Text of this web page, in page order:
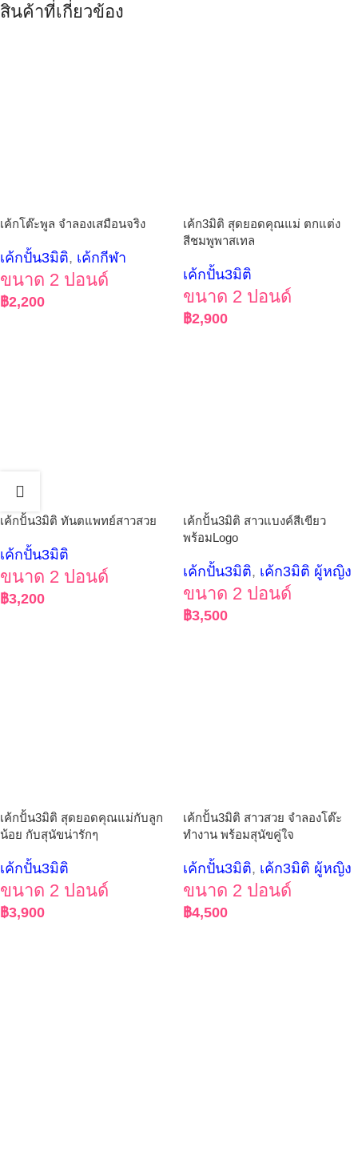
สินค้าที่เกี่ยวข้อง
เค้กโต๊ะพูล จำลองเสมือนจริง
เค้กปั้น3มิติ, เค้กกีฬา
ขนาด 2 ปอนด์
฿2,200
เค้ก3มิติ สุดยอดคุณแม่ ตกแต่ง
สีชมพูพาสเทล
เค้กปั้น3มิติ
ขนาด 2 ปอนด์
฿2,900
เค้กปั้น3มิติ ทันตแพทย์สาวสวย
เค้กปั้น3มิติ
ขนาด 2 ปอนด์
฿3,200
เค้กปั้น3มิติ สาวแบงค์สีเขียว
พร้อมLogo
เค้กปั้น3มิติ, เค้ก3มิติ ผู้หญิง
ขนาด 2 ปอนด์
฿3,500
เค้กปั้น3มิติ สุดยอดคุณแม่กับลูก
น้อย กับสุนัขน่ารักๆ
เค้กปั้น3มิติ
ขนาด 2 ปอนด์
฿3,900
เค้กปั้น3มิติ สาวสวย จำลองโต๊ะ
ทำงาน พร้อมสุนัขคู่ใจ
เค้กปั้น3มิติ, เค้ก3มิติ ผู้หญิง
ขนาด 2 ปอนด์
฿4,500